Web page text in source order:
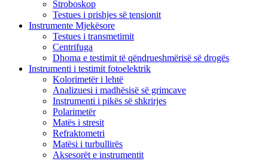
Stroboskop
Testues i prishjes së tensionit
Instrumente Mjekësore
Testues i transmetimit
Centrifuga
Dhoma e testimit të qëndrueshmërisë së drogës
Instrumenti i testimit fotoelektrik
Kolorimetër i lehtë
Analizuesi i madhësisë së grimcave
Instrumenti i pikës së shkrirjes
Polarimetër
Matës i stresit
Refraktometri
Matësi i turbullirës
Aksesorët e instrumentit